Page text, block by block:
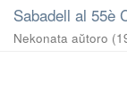
Sabadell al 55è
Nekonata aŭtoro (